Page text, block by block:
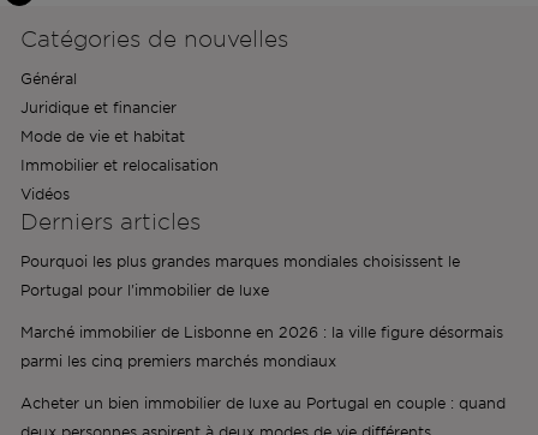
Catégories de nouvelles
Général
Juridique et financier
Mode de vie et habitat
Immobilier et relocalisation
Vidéos
Derniers articles
Pourquoi les plus grandes marques mondiales choisissent le
Portugal pour l'immobilier de luxe
Marché immobilier de Lisbonne en 2026 : la ville figure désormais
parmi les cinq premiers marchés mondiaux
Acheter un bien immobilier de luxe au Portugal en couple : quand